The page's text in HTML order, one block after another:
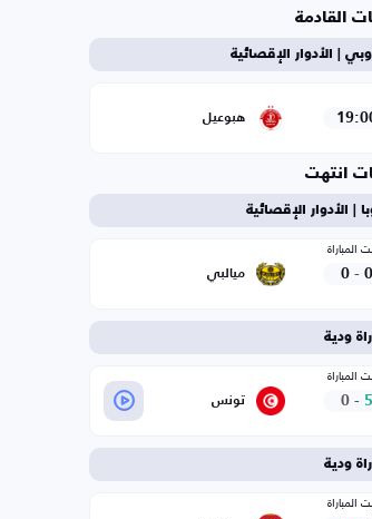
القادمة
| الأدوار الإقصائية
هبوعيل
انتهت
| الأدوار الإقصائية
المباراة
0
-
0 ميالبي
ودية
المباراة
5
-
0 تونس
ودية
المباراة